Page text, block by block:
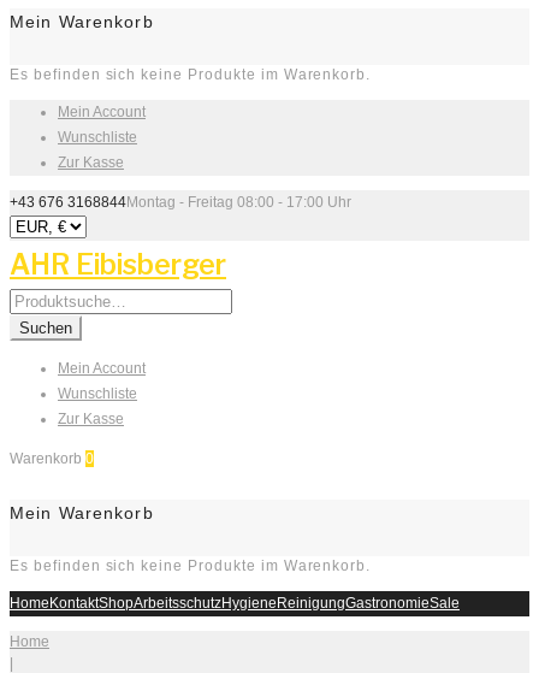
Mein Warenkorb
Es befinden sich keine Produkte im Warenkorb.
Mein Account
Wunschliste
Zur Kasse
+43 676 3168844Montag - Freitag 08:00 - 17:00 Uhr
AHR Eibisberger
Search
for:
Suchen
Mein Account
Wunschliste
Zur Kasse
Warenkorb 0
Mein Warenkorb
Es befinden sich keine Produkte im Warenkorb.
HomeKontaktShopArbeitsschutzHygieneReinigungGastronomieSale
Home
|